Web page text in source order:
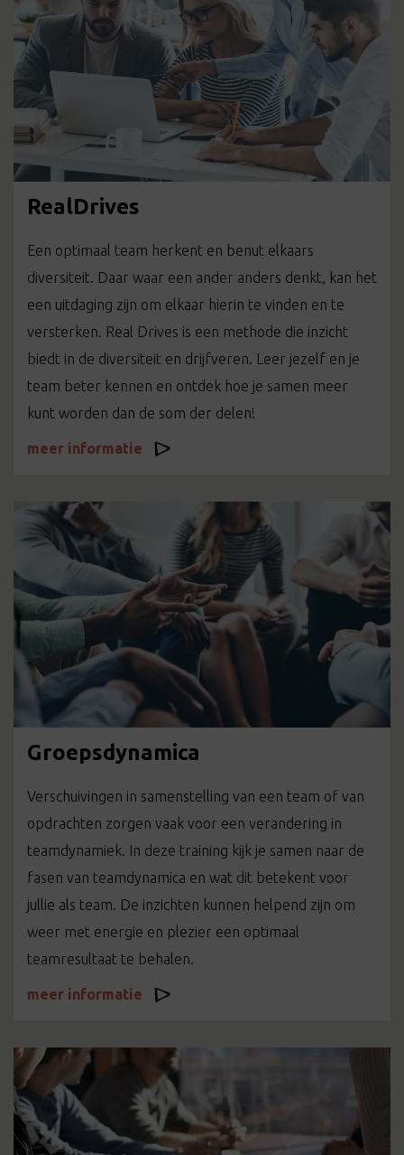
RealDrives
Een optimaal team herkent en benut elkaars
diversiteit. Daar waar een ander anders denkt, kan het
een uitdaging zijn om elkaar hierin te vinden en te
versterken. Real Drives is een methode die inzicht
biedt in de diversiteit en drijfveren. Leer jezelf en je
team beter kennen en ontdek hoe je samen meer
kunt worden dan de som der delen!
meer informatie
Groepsdynamica
Verschuivingen in samenstelling van een team of van
opdrachten zorgen vaak voor een verandering in
teamdynamiek. In deze training kijk je samen naar de
fasen van teamdynamica en wat dit betekent voor
jullie als team. De inzichten kunnen helpend zijn om
weer met energie en plezier een optimaal
teamresultaat te behalen.
meer informatie